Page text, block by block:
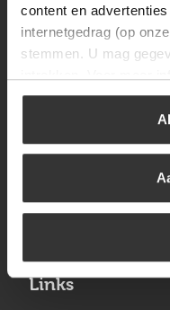
content en
internetgedrag (op
stemmen. U mag
uw keuze op onze
Navigatie
BBQ
Kamperen
Gastechniek
Links